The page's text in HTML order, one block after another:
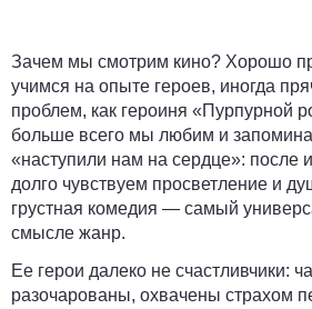
Зачем мы смотрим кино? Хорошо
учимся на опыте героев, иногда
проблем, как героиня «Пурпурной
больше всего мы любим и
«наступили нам на сердце»: после
долго чувствуем просветление и
грустная комедия — самый
смысле жанр.
Ее герои далеко не счастливчики:
разочарованы, охвачены страхом